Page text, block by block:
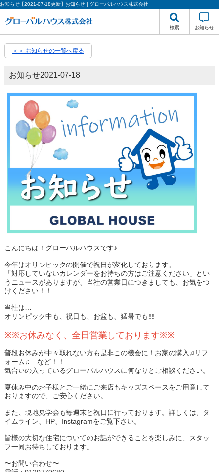
お知らせ【2021-07-18更新】お知らせ | グローバルハウス株式会社
検索 お知らせ
＜＜ お知らせの一覧へ戻る
お知らせ2021-07-18
こんにちは ！ グローバルハウスです♪
今年はオリンピックの開催で祝日が変化しております。
「対応していないカレンダーをお持ちの方はご注意ください」とい
うニュースがありますが、当社の営業日につきましても、お気をつ
けください！！
当社は…
オリンピック中も、祝日も、お盆も、猛暑でも‼️‼️
※※お休みなく、全日営業しております※※
普段お休みが中々取れない方も是非この機会に ！ お家の購入♫リフ
ォーム♫…など！！
気合いの入っているグローバルハウスに何なりとご相談ください。
夏休み中のお子様とご一緒にご来店もキッズスペースをご用意して
おりますので、ご安心ください。
また、現地見学会も毎週末と祝日に行っております。 詳しくは、タ
イムライン、HP、Instagramをご覧下さい。
皆様の大切な住宅についてのお話ができることを楽しみに、スタッ
フ一同お待ちしております。
〜お問い合わせ〜